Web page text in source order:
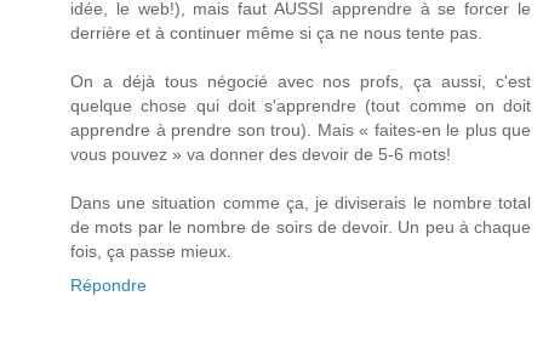
idée, le web!), mais faut AUSSI apprendre à se forcer le
derrière et à continuer même si ça ne nous tente pas.
On a déjà tous négocié avec nos profs, ça aussi, c'est
quelque chose qui doit s'apprendre (tout comme on doit
apprendre à prendre son trou). Mais « faites-en le plus que
vous pouvez » va donner des devoir de 5-6 mots!
Dans une situation comme ça, je diviserais le nombre total
de mots par le nombre de soirs de devoir. Un peu à chaque
fois, ça passe mieux.
Répondre